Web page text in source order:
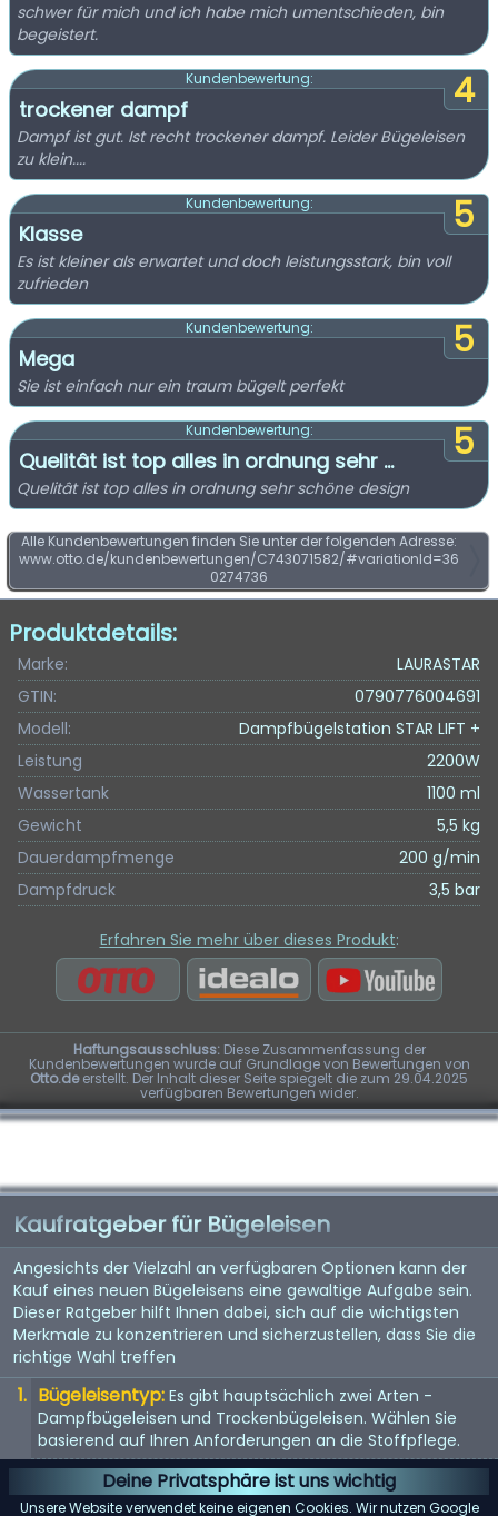
Deine Privatsphäre ist uns wichtig
Unsere Website verwendet keine eigenen Cookies. Wir nutzen Google
schwer für mich und ich habe mich umentschieden, bin
begeistert.
4
Kundenbewertung:
trockener dampf
Dampf ist gut. Ist recht trockener dampf. Leider Bügeleisen
zu klein....
5
Kundenbewertung:
Klasse
Es ist kleiner als erwartet und doch leistungsstark, bin voll
zufrieden
5
Kundenbewertung:
Mega
Sie ist einfach nur ein traum bügelt perfekt
5
Kundenbewertung:
Quelitât ist top alles in ordnung sehr ...
Quelitât ist top alles in ordnung sehr schöne design
Alle Kundenbewertungen finden Sie unter der folgenden Adresse:
www.otto.de/kundenbewertungen/C743071582/#variationId=36
0274736
Produktdetails:
Marke:
LAURASTAR
GTIN:
0790776004691
Modell:
Dampfbügelstation STAR LIFT +
Leistung
2200W
Wassertank
1100 ml
Gewicht
5,5 kg
Dauerdampfmenge
200 g/min
Dampfdruck
3,5 bar
Erfahren Sie mehr über dieses Produkt:
Haftungsausschluss:Diese Zusammenfassung der
Kundenbewertungen wurde auf Grundlage von Bewertungen von
Otto.deerstellt. Der Inhalt dieser Seite spiegelt die zum 29.04.2025
verfügbaren Bewertungen wider.
Kaufratgeber für Bügeleisen
Angesichts der Vielzahl an verfügbaren Optionen kann der
Kauf eines neuen Bügeleisens eine gewaltige Aufgabe sein.
Dieser Ratgeber hilft Ihnen dabei, sich auf die wichtigsten
Merkmale zu konzentrieren und sicherzustellen, dass Sie die
richtige Wahl treffen
Bügeleisentyp: Es gibt hauptsächlich zwei Arten -
Dampfbügeleisen und Trockenbügeleisen. Wählen Sie
basierend auf Ihren Anforderungen an die Stoffpflege.
Material der Bügelsohle: Die Bügelsohle ist die Basis des
Bügeleisens. Antihaftbeschichtung, Edelstahl und Keramik